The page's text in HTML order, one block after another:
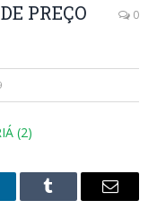
PREÇO
0
(2)
Tumblr
E-